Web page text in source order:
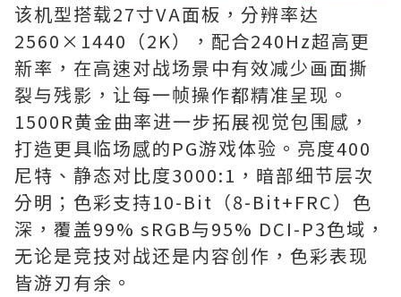
该机型搭载27寸VA面板，分辨率达
2560×1440（2K），配合240Hz超高更
新率，在高速对战场景中有效减少画面撕
裂与残影，让每一帧操作都精准呈现。
1500R黄金曲率进一步拓展视觉包围感，
打造更具临场感的PG游戏体验。亮度400
尼特、静态对比度3000:1，暗部细节层次
分明；色彩支持10-Bit（8-Bit+FRC）色
深，覆盖99% sRGB与95% DCI-P3色域，
无论是竞技对战还是内容创作，色彩表现
皆游刃有余。